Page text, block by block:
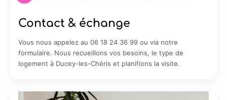
Contact & échange
Vous nous appelez au 06 18 24 36 99 ou via notre
formulaire. Nous recueillons vos besoins, le type de
logement à Ducey-les-Chéris et planifions la visite.